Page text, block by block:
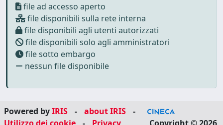
file ad accesso aperto
file disponibili sulla rete interna
file disponibili agli utenti autorizzati
file disponibili solo agli amministratori
file sotto embargo
nessun file disponibile
Powered byIRIS - about IRIS
-